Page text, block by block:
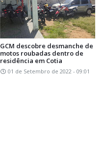
GCM descobre desmanche de
motos roubadas dentro de
residência em Cotia
01 de Setembro de 2022 - 09:01